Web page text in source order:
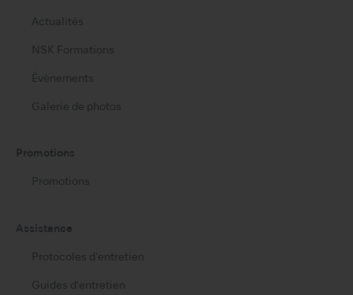
Actualités
NSK Formations
Évènements
Galerie de photos
Promotions
Promotions
Assistance
Protocoles d'entretien
Guides d'entretien